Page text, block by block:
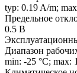
typ: 0.19 A/m;
Предельное
0.5 В
Диапазон
min: -25 °C; max: